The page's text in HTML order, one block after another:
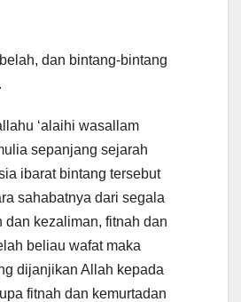
dan bintang-bintang
‘alaihi wasallam
sepanjang sejarah
ibarat bintang tersebut
sahabatnya dari segala
dan kezaliman, fitnah dan
beliau wafat maka
dijanjikan Allah kepada
fitnah dan kemurtadan